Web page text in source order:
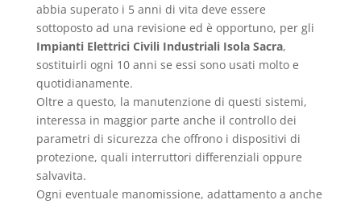
abbia superato i 5 anni di vita deve essere
sottoposto ad una revisione ed è opportuno, per gli
Impianti Elettrici Civili Industriali Isola Sacra,
sostituirli ogni 10 anni se essi sono usati molto e
quotidianamente.
Oltre a questo, la manutenzione di questi sistemi,
interessa in maggior parte anche il controllo dei
parametri di sicurezza che offrono i dispositivi di
protezione, quali interruttori differenziali oppure
salvavita.
Ogni eventuale manomissione, adattamento a anche